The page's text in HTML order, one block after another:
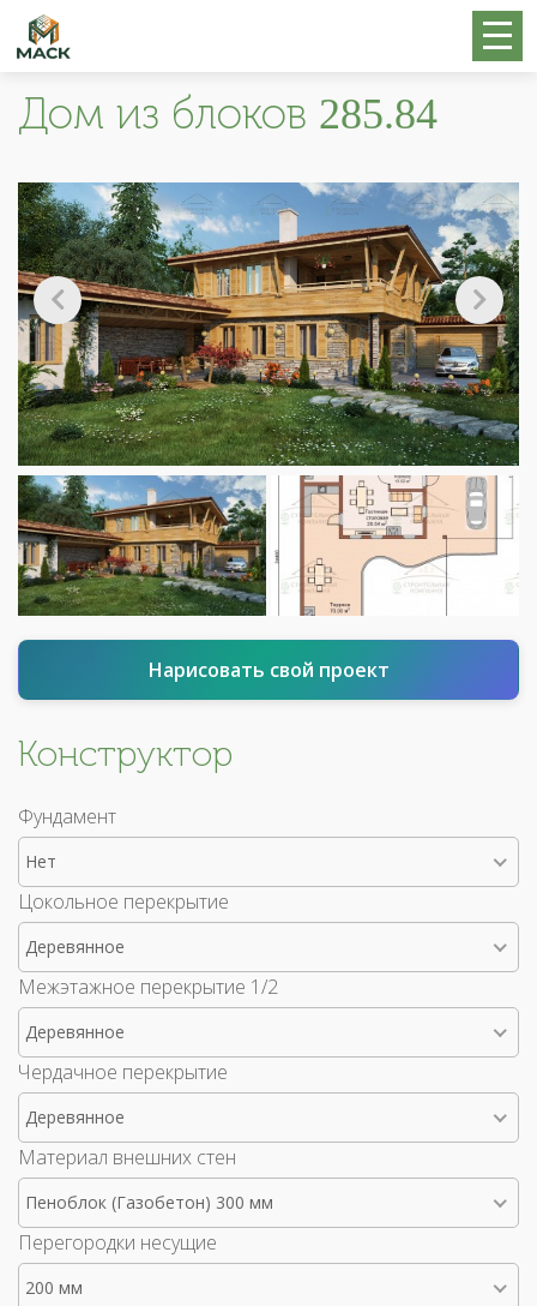
Дом из блоков 285.84
Нарисовать свой проект
Конструктор
Фундамент
Нет
Цокольное перекрытие
Деревянное
Межэтажное перекрытие 1/2
Деревянное
Чердачное перекрытие
Деревянное
Материал внешних стен
Пеноблок (Газобетон) 300 мм
Перегородки несущие
200 мм